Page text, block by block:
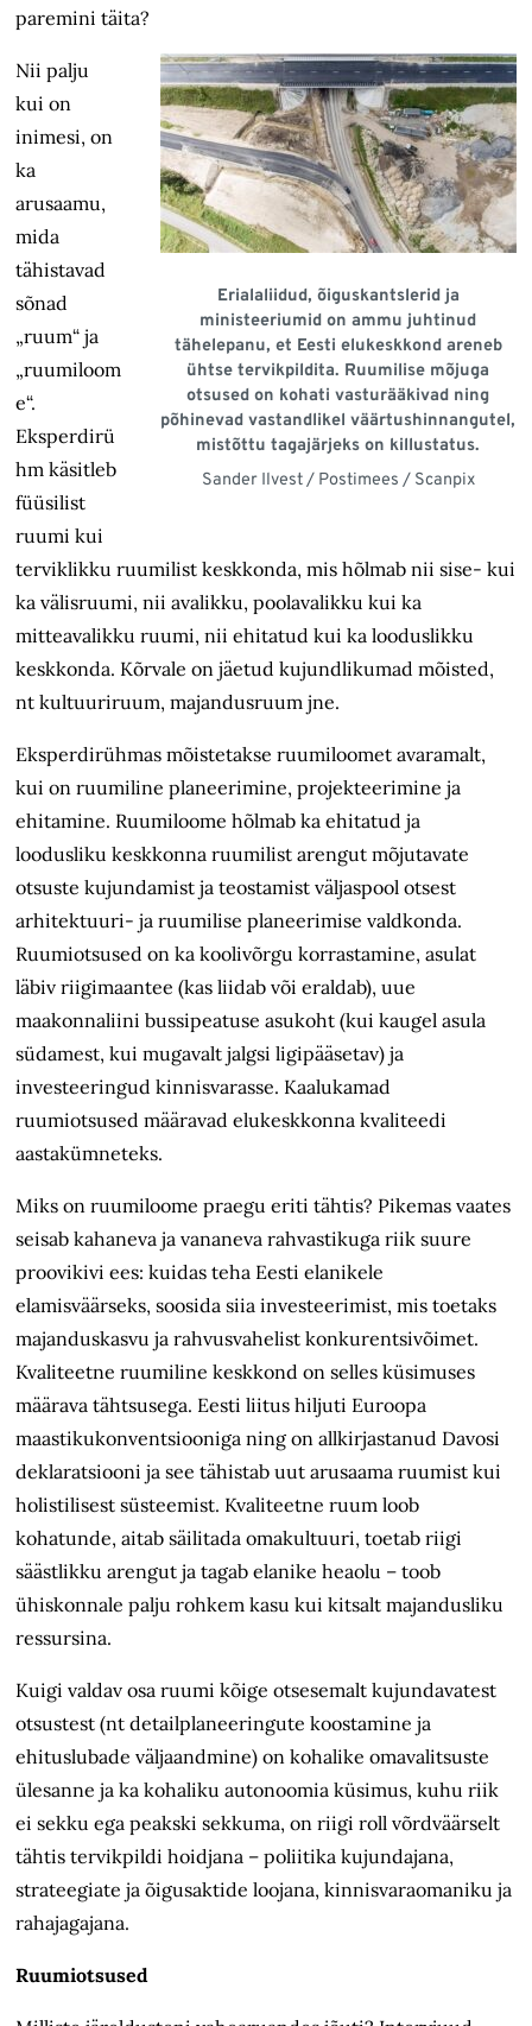
paremini täita?
Erialaliidud, õiguskantslerid ja
ministeeriumid on ammu juhtinud
tähelepanu, et Eesti elukeskkond areneb
ühtse tervikpildita. Ruumilise mõjuga
otsused on kohati vasturääkivad ning
põhinevad vastandlikel väärtushinnangutel,
mistõttu tagajärjeks on killustatus.
Sander Ilvest / Postimees / Scanpix
Nii palju
kui on
inimesi, on
ka
arusaamu,
mida
tähistavad
sõnad
„ruum“ ja
„ruumiloom
e“.
Eksperdirü
hm käsitleb
füüsilist
ruumi kui
terviklikku ruumilist keskkonda, mis hõlmab nii sise- kui
ka välisruumi, nii avalikku, poolavalikku kui ka
mitteavalikku ruumi, nii ehitatud kui ka looduslikku
keskkonda. Kõrvale on jäetud kujundlikumad mõisted,
nt kultuuriruum, majandusruum jne.
Eksperdirühmas mõistetakse ruumiloomet avaramalt,
kui on ruumiline planeerimine, projekteerimine ja
ehitamine. Ruumiloome hõlmab ka ehitatud ja
loodusliku keskkonna ruumilist arengut mõjutavate
otsuste kujundamist ja teostamist väljaspool otsest
arhitektuuri- ja ruumilise planeerimise valdkonda.
Ruumiotsused on ka koolivõrgu korrastamine, asulat
läbiv riigimaantee (kas liidab või eraldab), uue
maakonnaliini bussipeatuse asukoht (kui kaugel asula
südamest, kui mugavalt jalgsi ligipääsetav) ja
investeeringud kinnisvarasse. Kaalukamad
ruumiotsused määravad elukeskkonna kvaliteedi
aastakümneteks.
Miks on ruumiloome praegu eriti tähtis? Pikemas vaates
seisab kahaneva ja vananeva rahvastikuga riik suure
proovikivi ees: kuidas teha Eesti elanikele
elamisväärseks, soosida siia investeerimist, mis toetaks
majanduskasvu ja rahvusvahelist konkurentsivõimet.
Kvaliteetne ruumiline keskkond on selles küsimuses
määrava tähtsusega. Eesti liitus hiljuti Euroopa
maastikukonventsiooniga ning on allkirjastanud Davosi
deklaratsiooni ja see tähistab uut arusaama ruumist kui
holistilisest süsteemist. Kvaliteetne ruum loob
kohatunde, aitab säilitada omakultuuri, toetab riigi
säästlikku arengut ja tagab elanike heaolu – toob
ühiskonnale palju rohkem kasu kui kitsalt majandusliku
ressursina.
Kuigi valdav osa ruumi kõige otsesemalt kujundavatest
otsustest (nt detailplaneeringute koostamine ja
ehituslubade väljaandmine) on kohalike omavalitsuste
ülesanne ja ka kohaliku autonoomia küsimus, kuhu riik
ei sekku ega peakski sekkuma, on riigi roll võrdväärselt
tähtis tervikpildi hoidjana – poliitika kujundajana,
strateegiate ja õigusaktide loojana, kinnisvaraomaniku ja
rahajagajana.
Ruumiotsused